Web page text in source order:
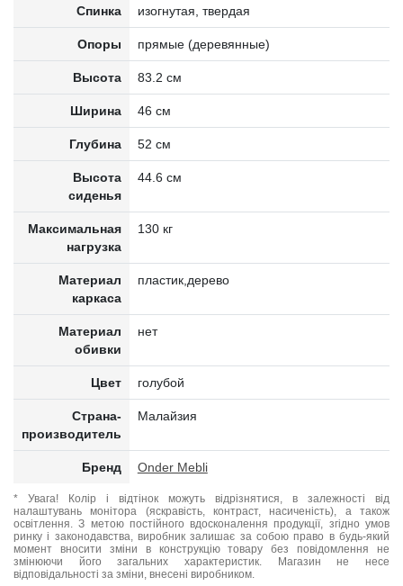
Спинка изогнутая, твердая
Опоры прямые (деревянные)
Высота 83.2 см
Ширина 46 см
Глубина 52 см
Высота
сиденья
44.6 см
Максимальная
нагрузка
130 кг
Материал
каркаса
пластик,дерево
Материал
обивки
нет
Цвет голубой
Страна-
производитель
Малайзия
Бренд Onder Mebli
* Увага! Колір і відтінок можуть відрізнятися, в залежності від
налаштувань монітора (яскравість, контраст, насиченість), а також
освітлення. З метою постійного вдосконалення продукції, згідно умов
ринку і законодавства, виробник залишає за собою право в будь-який
момент вносити зміни в конструкцію товару без повідомлення не
змінюючи його загальних характеристик. Магазин не несе
відповідальності за зміни, внесені виробником.